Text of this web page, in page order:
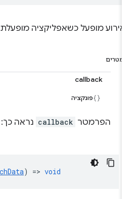
מופעל כשאפליקציה מופעלת
callback
פונקציה
הפרמטר callback נראה כך:
) => void